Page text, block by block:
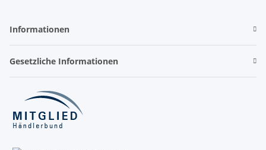
Informationen
Gesetzliche Informationen